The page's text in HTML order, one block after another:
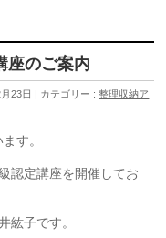
座のご案内
23日 カテゴリー :整理収納ア
す。
認定講座を開催してお
紘子です。